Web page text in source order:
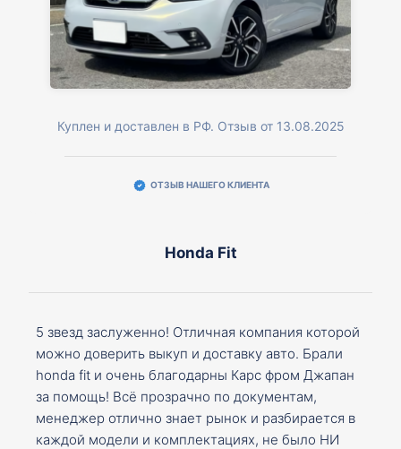
Куплен и доставлен в РФ. Отзыв от 13.08.2025
ОТЗЫВ НАШЕГО КЛИЕНТА
Honda Fit
5 звезд заслуженно! Отличная компания которой
можно доверить выкуп и доставку авто. Брали
honda fit и очень благодарны Карс фром Джапан
за помощь! Всё прозрачно по документам,
менеджер отлично знает рынок и разбирается в
каждой модели и комплектациях, не было НИ